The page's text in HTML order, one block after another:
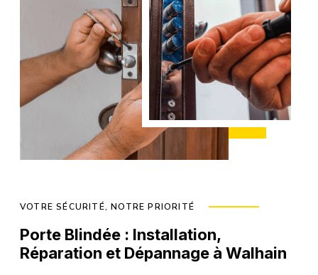
VOTRE SÉCURITÉ, NOTRE PRIORITÉ
Porte Blindée : Installation,
Réparation et Dépannage à Walhain